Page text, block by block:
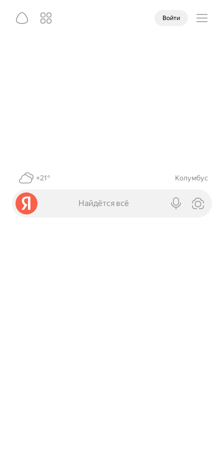
Войти
+21° Колумбус
Найдётся всё